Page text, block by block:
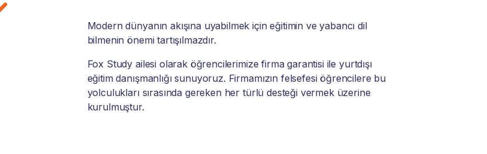
Modern dünyanın akışına uyabilmek için eğitimin ve yabancı dil
bilmenin önemi tartışılmazdır.
Fox Study ailesi olarak öğrencilerimize firma garantisi ile yurtdışı
eğitim danışmanlığı sunuyoruz. Firmamızın felsefesi öğrencilere bu
yolculukları sırasında gereken her türlü desteği vermek üzerine
kurulmuştur.